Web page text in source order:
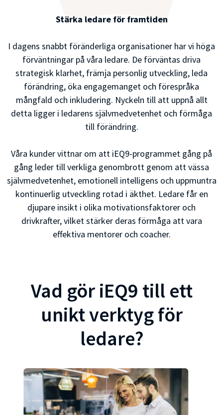
Stärka ledare för framtiden
I dagens snabbt föränderliga organisationer har vi höga
förväntningar på våra ledare. De förväntas driva
strategisk klarhet, främja personlig utveckling, leda
förändring, öka engagemanget och förespråka
mångfald och inkludering. Nyckeln till att uppnå allt
detta ligger i ledarens självmedvetenhet och förmåga
till förändring.
Våra kunder vittnar om att iEQ9-programmet gång på
gång leder till verkliga genombrott genom att vässa
självmedvetenhet, emotionell intelligens och uppmuntra
kontinuerlig utveckling rotad i äkthet. Ledare får en
djupare insikt i olika motivationsfaktorer och
drivkrafter, vilket stärker deras förmåga att vara
effektiva mentorer och coacher.
Vad gör iEQ9 till ett
unikt verktyg för
ledare?